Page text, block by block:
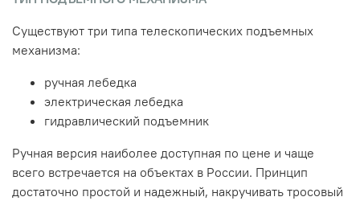
Существуют три типа телескопических подъемных
механизма:
ручная лебедка
электрическая лебедка
гидравлический подъемник
Ручная версия наиболее доступная по цене и чаще
всего встречается на объектах в России. Принцип
достаточно простой и надежный, накручивать тросовый